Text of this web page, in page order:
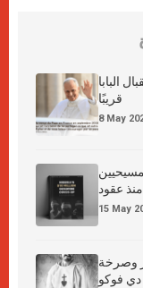
البابا
قريبًا
8 May
منذ عقود
15 May
وصرخة
فوكو